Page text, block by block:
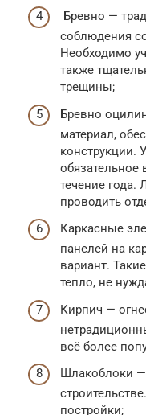
Бревно —
соблюдения
Необходимо
также
трещины;
Бревно
материал,
конструкции.
обязательное
течение
проводить
Каркасные
панелей на
вариант.
тепло, не
Кирпич —
всё более
Шлакоблоки
постройки;